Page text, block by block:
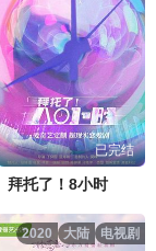
已完结
拜托了！8小时
电视剧
大陆
2020